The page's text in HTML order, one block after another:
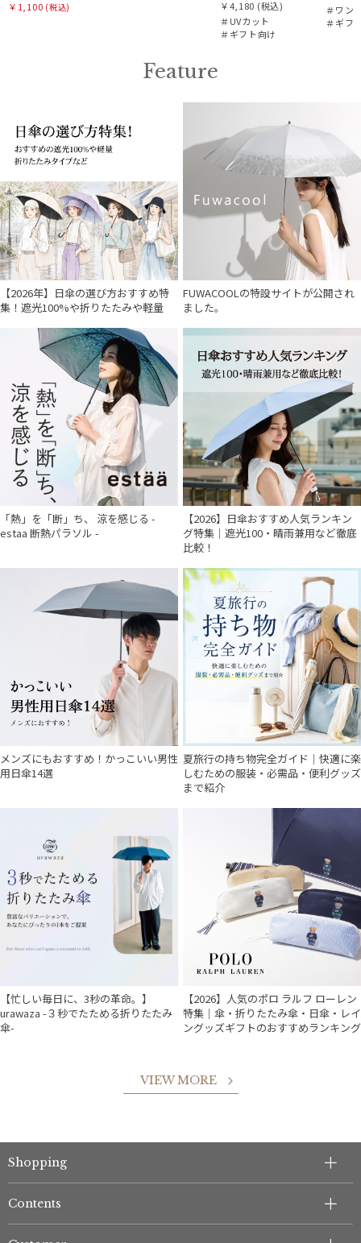
￥1,100 (税込) ￥4,180 (税込)
＃UVカット
＃ギフト向け
＃ワン
＃ギフ
Feature
【2026年】日傘の選び方おすすめ特
集！遮光100%や折りたたみや軽量
FUWACOOLの特設サイトが公開され
ました。
「熱」を「断」ち、 涼を感じる -
estaa 断熱パラソル -
【2026】日傘おすすめ人気ランキン
グ特集｜遮光100・晴雨兼用など徹底
比較！
メンズにもおすすめ！かっこいい男性
用日傘14選
夏旅行の持ち物完全ガイド｜快適に楽
しむための服装・必需品・便利グッズ
まで紹介
【忙しい毎日に、3秒の革命。】
urawaza -３秒でたためる折りたたみ
傘-
【2026】人気のポロ ラルフ ローレン
特集｜傘・折りたたみ傘・日傘・レイ
ングッズギフトのおすすめランキング
VIEW MORE
Shopping
Contents